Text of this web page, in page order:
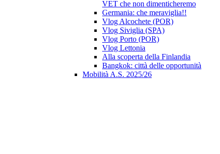
VET che non dimenticheremo
Germania: che meraviglia!!
Vlog Alcochete (POR)
Vlog Siviglia (SPA)
Vlog Porto (POR)
Vlog Lettonia
Alla scoperta della Finlandia
Bangkok: città delle opportunità
Mobilità A.S. 2025/26